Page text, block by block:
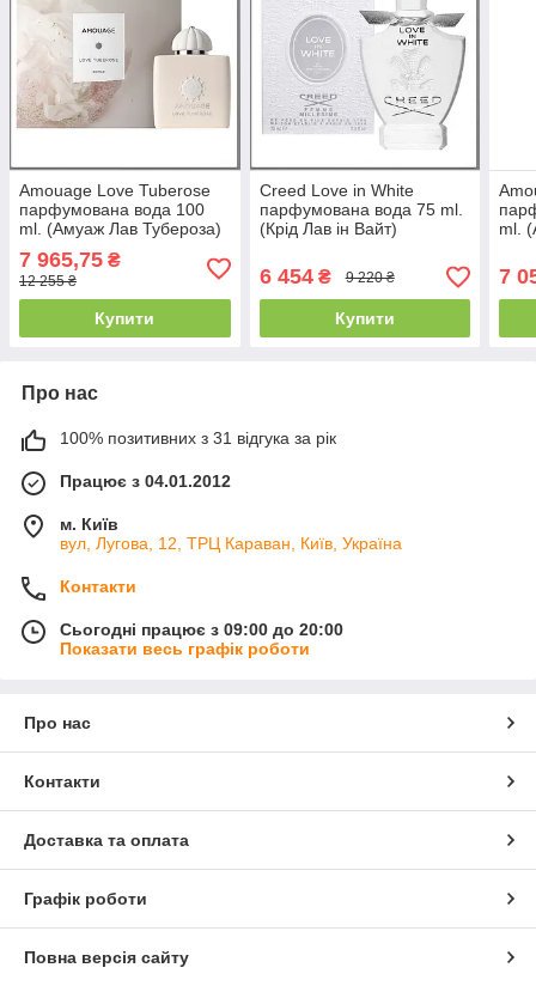
Amouage Love Tuberose
парфумована вода 100
ml. (Амуаж Лав Тубероза)
7 965,75 ₴
12 255 ₴
Купити
Creed Love in White
парфумована вода 75 ml.
(Крід Лав ін Вайт)
6 454₴ 9 220 ₴
Купити
ml.
7
Про нас
100% позитивних з 31 відгука за рік
Працює з 04.01.2012
м. Київ
вул, Лугова, 12, ТРЦ Караван, Київ, Україна
Контакти
Сьогодні працює з 09:00 до 20:00
Показати весь графік роботи
Про нас
Контакти
Доставка та оплата
Графік роботи
Повна версія сайту